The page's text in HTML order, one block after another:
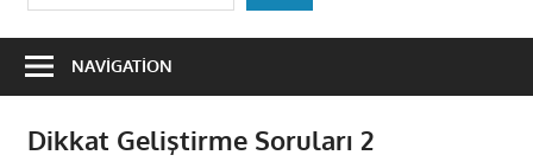
NAVIGATION
Dikkat Geliştirme Soruları 2